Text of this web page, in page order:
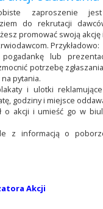
zaproszenie jest
do rekrutacji
promować swoją
Przykładowo:
pogadankę lub
potrzebę
pytania.
i ulotki
godziny i miejsce
o akcji i umieść go w
z informacją o
Akcji